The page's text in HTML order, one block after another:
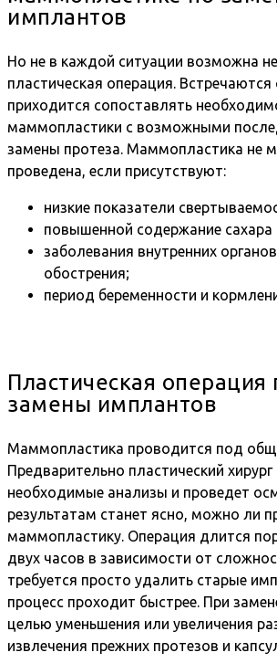
имплантов
Но не в каждой ситуации возможна
пластическая операция. Встречаются
приходится сопоставлять
маммопластики с возможными
замены протеза. Маммопластика не
проведена, если присутствуют:
низкие показатели
повышенной содержание сахара
заболевания внутренних
обострения;
период беременности и
Пластическая операция
замены имплантов
Маммопластика проводится под
Предварительно пластический хирург
необходимые анализы и проведет
результатам станет ясно, можно ли
маммопластику. Операция длится
двух часов в зависимости от
требуется просто удалить старые
процесс проходит быстрее. При
целью уменьшения или увеличения
извлечения прежних протезов и